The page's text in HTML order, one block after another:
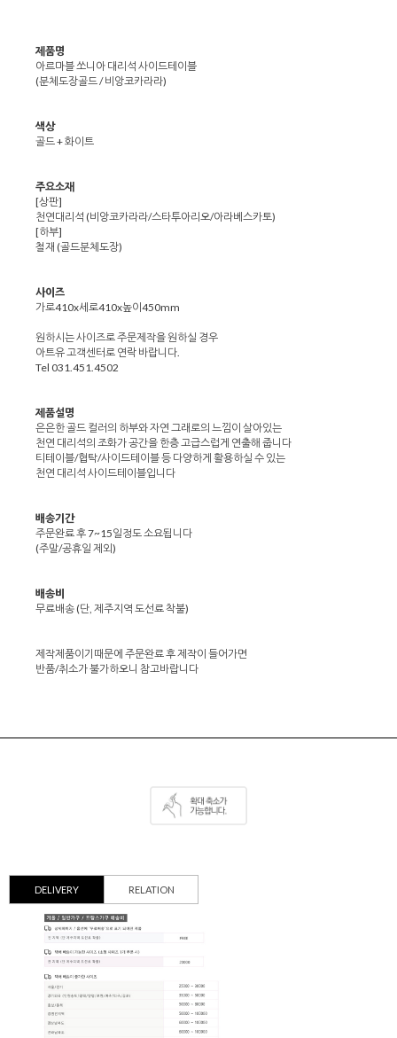
제품명
아르마블 쏘니아 대리석 사이드테이블
(분체도장골드 / 비앙코카라라)
색상
골드 + 화이트
주요소재
[상판]
천연대리석 (비앙코카라라/스타투아리오/아라베스카토)
[하부]
철재 (골드분체도장)
사이즈
가로410x세로410x높이450mm
원하시는 사이즈로 주문제작을 원하실 경우
아트유 고객센터로 연락 바랍니다.
Tel 031.451.4502
제품설명
은은한 골드 컬러의 하부와 자연 그래로의 느낌이 살아있는
천연 대리석의 조화가 공간을 한층 고급스럽게 연출해 줍니다
티테이블/협탁/사이드테이블 등 다양하게 활용하실 수 있는
천연 대리석 사이드테이블입니다
배송기간
주문완료 후 7~15일정도 소요됩니다
(주말/공휴일 제외)
배송비
무료배송 (단, 제주지역 도선료 착불)
제작제품이기때문에 주문완료 후 제작이 들어가면
반품/취소가 불가하오니 참고바랍니다
DELIVERY RELATION